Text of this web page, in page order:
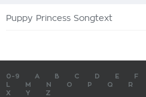
Puppy Princess Songtext
0-9 A B C D E F
M N O P Q R
X
Y Z